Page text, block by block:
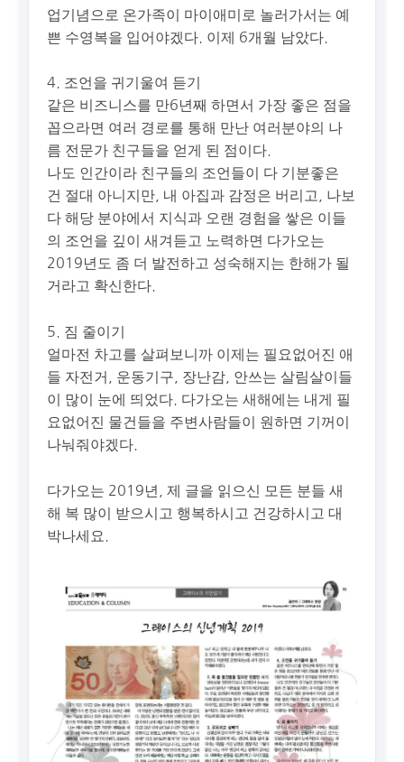
업기념으로 온가족이 마이애미로 놀러가서는 예
쁜 수영복을 입어야겠다. 이제 6개월 남았다.
4. 조언을 귀기울여 듣기
같은 비즈니스를 만6년째 하면서 가장 좋은 점을
꼽으라면 여러 경로를 통해 만난 여러분야의 나
름 전문가 친구들을 얻게 된 점이다.
나도 인간이라 친구들의 조언들이 다 기분좋은
건 절대 아니지만, 내 아집과 감정은 버리고, 나보
다 해당 분야에서 지식과 오랜 경험을 쌓은 이들
의 조언을 깊이 새겨듣고 노력하면 다가오는
2019년도 좀 더 발전하고 성숙해지는 한해가 될
거라고 확신한다.
5. 짐 줄이기
얼마전 차고를 살펴보니까 이제는 필요없어진 애
들 자전거, 운동기구, 장난감, 안쓰는 살림살이들
이 많이 눈에 띄었다. 다가오는 새해에는 내게 필
요없어진 물건들을 주변사람들이 원하면 기꺼이
나눠줘야겠다.
다가오는 2019년, 제 글을 읽으신 모든 분들 새
해 복 많이 받으시고 행복하시고 건강하시고 대
박나세요.